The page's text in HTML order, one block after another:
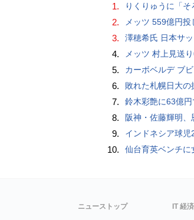
1. りくりゅうに「そ
2. メッツ 559億円投
3. 澤穂希氏 日本サ
4. メッツ 村上見送
5. カーボベルデ ブ
6. 敗れた札幌日大の
7. 鈴木彩艶に63億
8. 阪神・佐藤輝明、恩師が明かす「バ
9. インドネシア球児
10. 仙台育英ベンチに
ニューストップ IT 経済